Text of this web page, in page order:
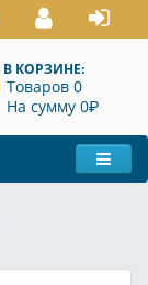
В КОРЗИНЕ:
Товаров 0
На сумму 0P